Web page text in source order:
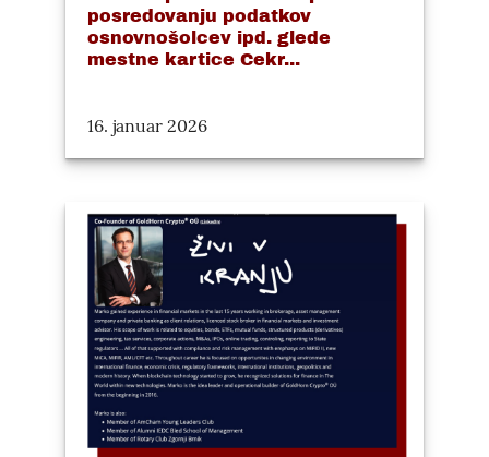
posredovanju podatkov
osnovnošolcev ipd. glede
mestne kartice Cekr...
16. januar 2026